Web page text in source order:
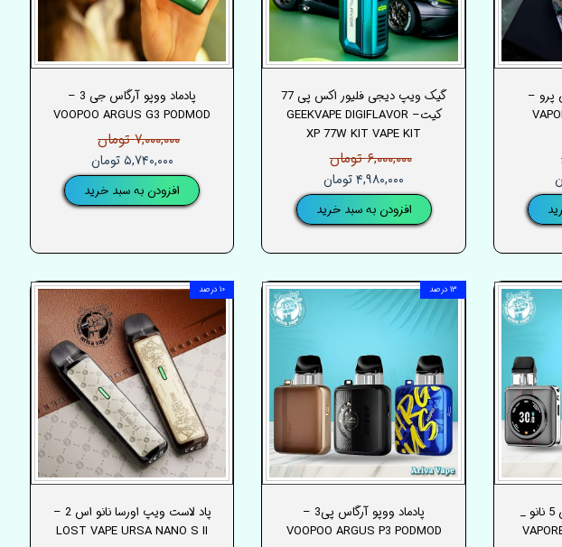
پرو –
گیک ویپ دیجی فلیور اکس پی 77
کیت– GEEKVAPE DIGIFLAVOR
XP 77W KIT VAPE KIT
۶,۰۰۰,۰۰۰ تومان
۴,۹۸۰,۰۰۰ تومان
افزودن به سبد خرید
پادماد ووپو آرگاس جی 3 –
VOOPOO ARGUS G3 PODMOD
۷,۰۰۰,۰۰۰ تومان
۵,۷۴۰,۰۰۰ تومان
افزودن به سبد خرید
پادماد ویپرسو ایکسراس 5 نانو _
پادماد ووپو آرگاس پی3 –
VOOPOO ARGUS P3 PODMOD
۱۳ درصد
پاد لاست ویپ اورسا نانو اس 2 –
LOST VAPE URSA NANO S II
۱۰ درصد